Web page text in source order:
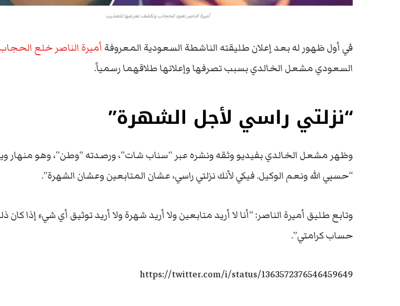
أميرة الناصر تعود للحجاب وتكشف تعرضها للتعذيب
في أول ظهور له بعد إعلان طليقته الناشطة السعودية المعروفةأميرة الناصر خلع
السعودي مشعل الخالدي بسبب تصرفها وإعلانها طلاقهما رسمياً.
“نزلتي راسي لأجل الشهرة”
وظهر مشعل الخالدي بفيديو وثقه ونشره عبر “سناب شات”، ورصدته “وطن”، وهو منهار
“حسبي الله ونعم الوكيل. فيكي لأنك نزلتي راسي، عشان المتابعين وعشان الشهرة”.
وتابع طليق أميرة الناصر: “أنا لا أريد متابعين ولا أريد شهرة ولا أريد توثيق أي شيء إذا كان
حساب كرامتي”.
https://twitter.com/i/status/1363572376546459649